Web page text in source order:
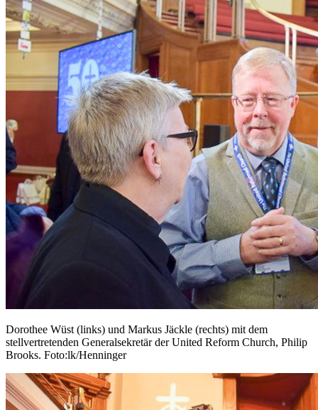
Dorothee Wüst (links) und Markus Jäckle (rechts) mit dem
stellvertretenden Generalsekretär der United Reform Church, Philip
Brooks. Foto:lk/Henninger